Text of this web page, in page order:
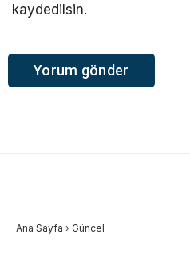
kaydedilsin.
Ana Sayfa › Güncel